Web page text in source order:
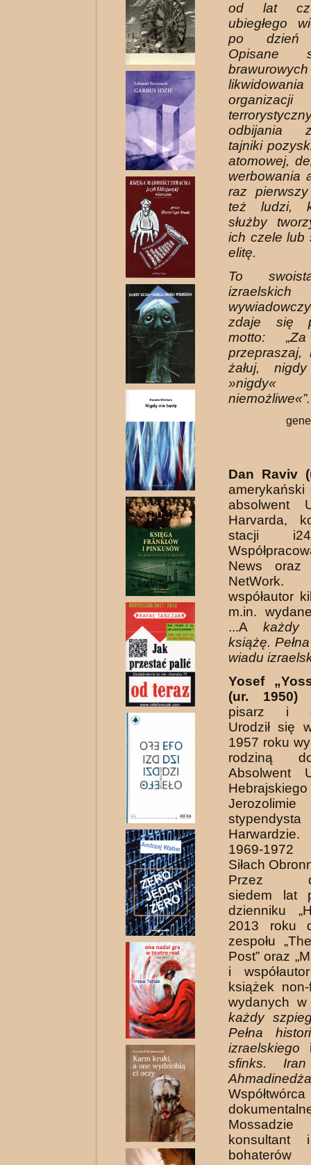
od lat
ubiegłego
po dzień
Opisane
orga­nizacji
odbijania
tajniki
atomowej,
werbowa­nia
raz
też ludzi,
służby
ich czele lub
elitę.
To
zdaje się
motto:
przepraszaj,
żałuj,
niemożliwe«”.
Dan Raviv
amerykański
absol­went
Harvarda,
stacji
News oraz
współautor
m.in.
...A
książę.
wiadu
Yosef
(ur.
pisarz i
Urodził się
1957 roku
rodziną
Absolwent
1969-
Siłach
Przez
siedem lat
dzienniku
2013 roku
zespołu
Post” oraz
i
książek
wydanych
każ­dy
Pełna
izraelskie­go
sfinks. Iran
bohaterów